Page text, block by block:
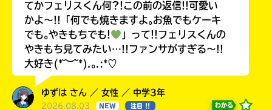
てかフェリスくん何?!この前の返信!!可愛い
かよ〜!!「何でも焼きますよ｡お魚でもケーキ
でも｡やきもちでも!
」って!!フェリスくんの
やきもち見てみたい…!!ファンサがすぎる〜!!
大好き(*˘︶˘*).｡.:*♡
ゆずは さん ／ 女性 ／ 中学3年
2026.08.03 NEW 注目 !! わかる